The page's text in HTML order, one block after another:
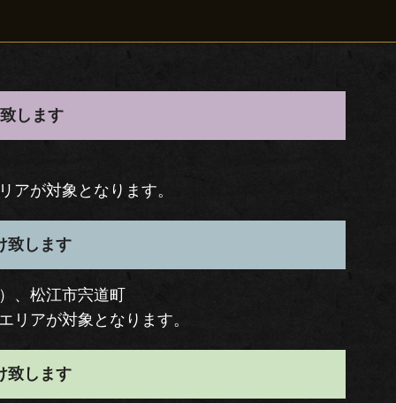
します
アが対象となります。
致します
、松江市宍道町
リアが対象となります。
致します